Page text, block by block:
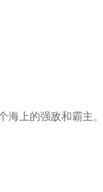
上的强敌和霸主。